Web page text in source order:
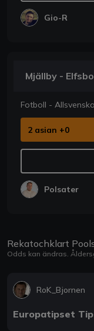
Gio-R
Mjällby -
Fotboll -
2 asian +0
Polsater
Rekatochklart
Odds kan ändras.
RoK_Bjornen
Europatipset